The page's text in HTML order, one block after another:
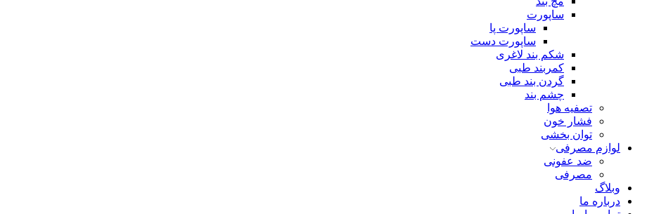
ساپورت
ساپورت پا
ساپورت دست
شکم بند لاغری
کمربند طبی
گردن بند طبی
چشم بند
تصفیه هوا
فشار خون
توان بخشی
لوازم مصرفی
ضد عفونی
مصرفی
وبلاگ
درباره ما